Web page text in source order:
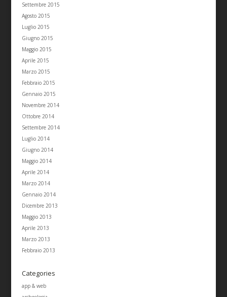
Settembre 2015
Agosto 2015
Luglio 2015
Giugno 2015
Maggio 2015
Aprile 2015
Marzo 2015
Febbraio 2015
Gennaio 2015
Novembre 2014
Ottobre 2014
Settembre 2014
Luglio 2014
Giugno 2014
Maggio 2014
Aprile 2014
Marzo 2014
Gennaio 2014
Dicembre 2013
Maggio 2013
Aprile 2013
Marzo 2013
Febbraio 2013
Categories
app & web